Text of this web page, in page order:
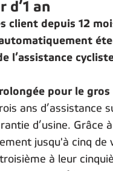
d’1 an
client depuis 12
l’assistance
pour le
ans d’assistance
d’usine. Grâce
jusqu'à cinq de
à leur